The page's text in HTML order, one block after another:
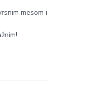
mesom i